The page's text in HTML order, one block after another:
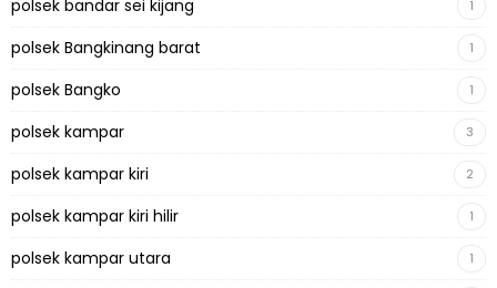
polsek bandar sei kijang 1
polsek Bangkinang barat 1
polsek Bangko 1
polsek kampar 3
polsek kampar kiri 2
polsek kampar kiri hilir 1
polsek kampar utara 1